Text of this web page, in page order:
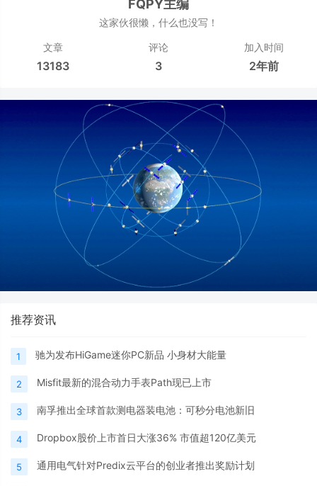
FQPY主编
这家伙很懒，什么也没写！
文章
13183
评论
3
加入时间
2年前
推荐资讯
1 驰为发布HiGame迷你PC新品 小身材大能量
2 Misfit最新的混合动力手表Path现已上市
3 南孚推出全球首款测电器装电池：可秒分电池新旧
4 Dropbox股价上市首日大涨36% 市值超120亿美元
5 通用电气针对Predix云平台的创业者推出奖励计划